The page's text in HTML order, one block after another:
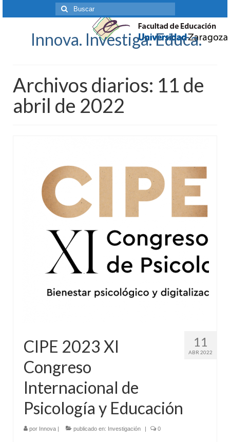
Buscar
por:
Innova. Investiga. Educa.
Archivos diarios: 11 de
abril de 2022
11
ABR 2022
CIPE 2023 XI
Congreso
Internacional de
Psicología y Educación
por Innova | publicado en: Investigación | 0